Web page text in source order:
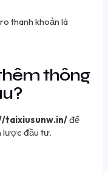
thanh khoản là
thông
taixiusunw.in/để
lược đầu tư.